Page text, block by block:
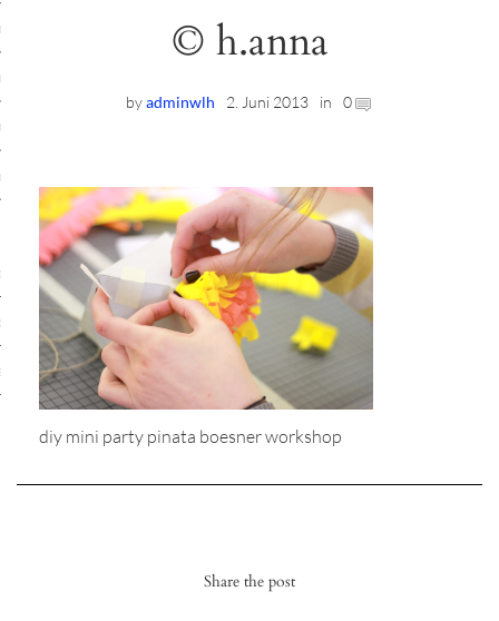
Workshops
Location
Workshops
© h.anna
byadminwlh 2. Juni 2013 in 0
diy mini party pinata boesner workshop
Share the post